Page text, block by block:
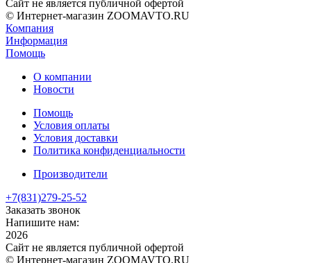
Сайт не является публичной офертой
© Интернет-магазин ZOOMAVTO.RU
Компания
Информация
Помощь
О компании
Новости
Помощь
Условия оплаты
Условия доставки
Политика конфиденциальности
Производители
+7(831)279-25-52
Заказать звонок
Напишите нам:
2026
Сайт не является публичной офертой
© Интернет-магазин ZOOMAVTO.RU